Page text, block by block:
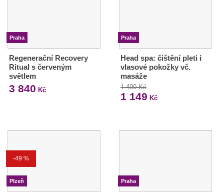
Praha
Regenerační Recovery
Ritual s červeným
světlem
3 840 Kč
Praha
Head spa: čištění pleti i
vlasové pokožky vč.
masáže
1 490 Kč
1 149 Kč
-49 %
Plzeň Praha